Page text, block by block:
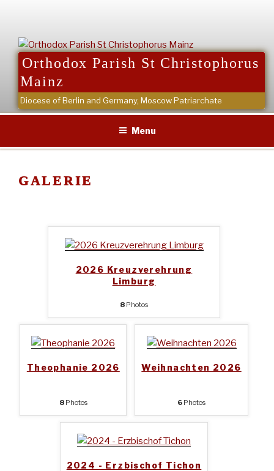
content
Orthodox Parish St Christophorus
Mainz
Diocese of Berlin and Germany, Moscow Patriarchate
Menu
GALERIE
2026 Kreuzverehrung
Limburg
8 Photos
Theophanie 2026
8Photos
Weihnachten 2026
6 Photos
2024 - Erzbischof Tichon